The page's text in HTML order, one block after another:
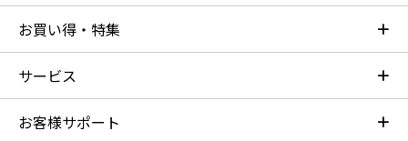
お買い得・特集
サービス
お客様サポート